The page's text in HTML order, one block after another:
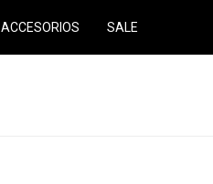
ACCESORIOS SALE